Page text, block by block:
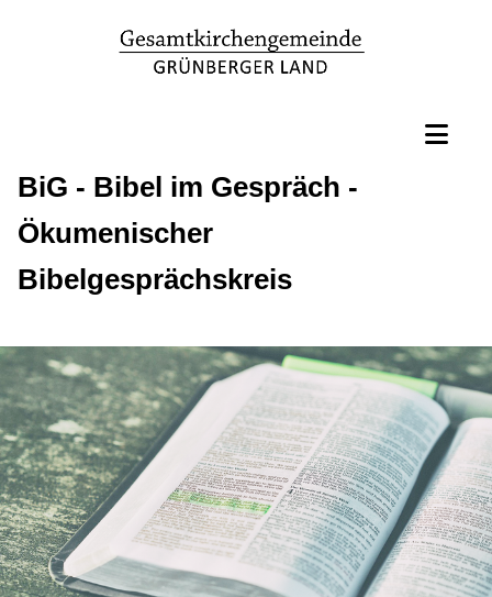
BiG - Bibel im Gespräch -
Ökumenischer
Bibelgesprächskreis